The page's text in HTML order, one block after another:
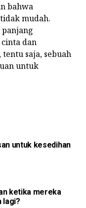
bahwa
mudah.
dan
saja, sebuah
untuk
untuk kesedihan
ketika mereka
lagi?